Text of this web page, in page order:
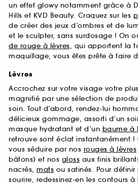
un effet glowy notamment grâce à
Hills et KVD Beauty. Craquez sur les
de créer des jeux d’ombres et de
et le sculpter, sans surdosage ! On
de rouge à lèvres, qui apportent la
maquillage, vous êtes prête à faire
Lèvres
Accrochez sur votre visage votre
magnifié par une sélection de
soin. Tout d’abord, rendez-lui
délicieux gommage, assorti d’un
masque hydratant et d’un baume à
retrouve sont éclat instantanément !
vous séduire par nos rouges à lèvres
bâtons) et nos gloss aux finis
nacrés, mats ou satinés. Pour
sourire, redessinez-en les contours à